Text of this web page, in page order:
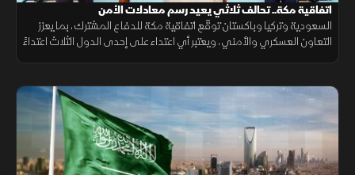
اتفاقية مكة.. تحالف ثلاثي يعيد رسم معادلات الأمن
السعودية وتركيا وباكستان توقّع اتفاقية مكة للدفاع المشترك، بما يعزز
التعاون العسكري والأمني، ويعتبر أي اعتداء على إحدى الدول الثلاث اعتداءً